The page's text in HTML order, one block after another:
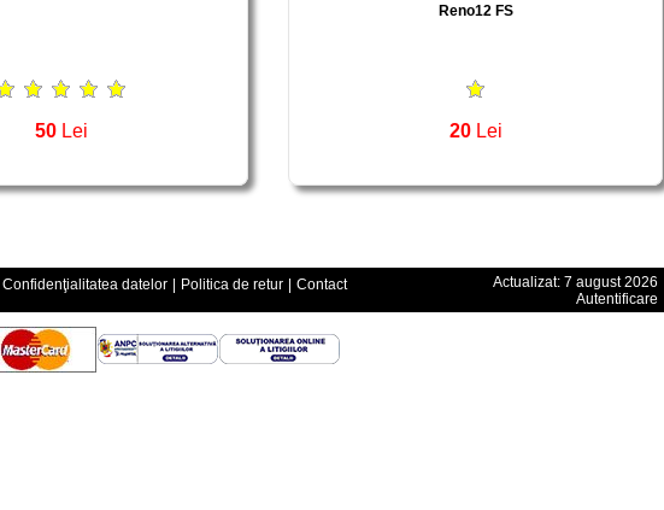
50 Lei
Reno12 FS
20 Lei
Confidenţialitatea datelor | Politica de retur | Contact
Actualizat: 7 august 2026
Autentificare